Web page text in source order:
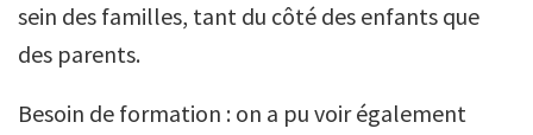
sein des familles, tant du côté des enfants que
des parents.
Besoin de formation : on a pu voir également